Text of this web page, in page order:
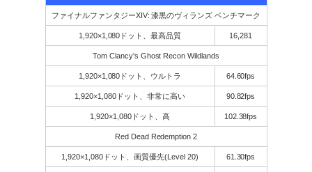
ファイナルファンタジーXIV: 漆黒のヴィランズ ベンチマーク
1,920×1,080ドット、最高品質 16,281
Tom Clancy's Ghost Recon Wildlands
1,920×1,080ドット、ウルトラ 64.60fps
1,920×1,080ドット、非常に高い 90.82fps
1,920×1,080ドット、高 102.38fps
Red Dead Redemption 2
1,920×1,080ドット、画質優先(Level 20) 61.30fps